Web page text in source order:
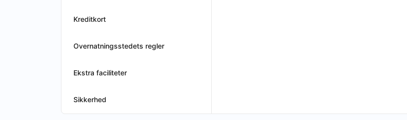
Kreditkort
Overnatningsstedets regler
Ekstra faciliteter
Sikkerhed